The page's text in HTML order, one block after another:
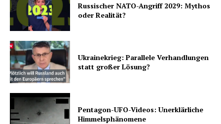
Russischer NATO-Angriff 2029: Mythos
oder Realität?
Ukrainekrieg: Parallele Verhandlungen
statt großer Lösung?
Pentagon-UFO-Videos: Unerklärliche
Himmelsphänomene